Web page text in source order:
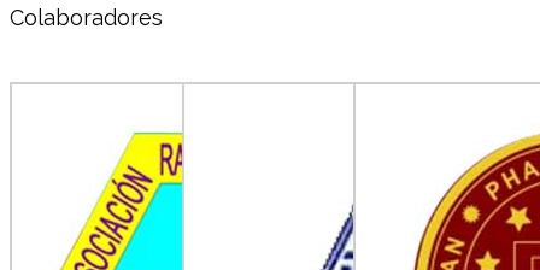
Colaboradores